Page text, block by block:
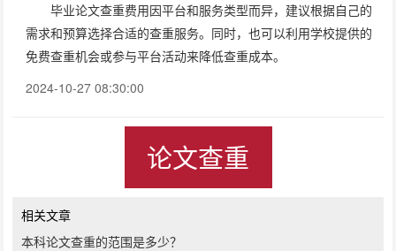
毕业论文查重费用因平台和服务类型而异，建议根据自己的
需求和预算选择合适的查重服务。同时，也可以利用学校提供的
免费查重机会或参与平台活动来降低查重成本。
2024-10-27 08:30:00
论文查重
相关文章
本科论文查重的范围是多少？